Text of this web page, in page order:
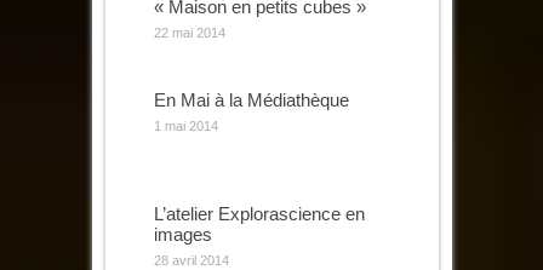
« Maison en petits cubes »
22 mai 2014
En Mai à la Médiathèque
1 mai 2014
L’atelier Explorascience en
images
28 avril 2014